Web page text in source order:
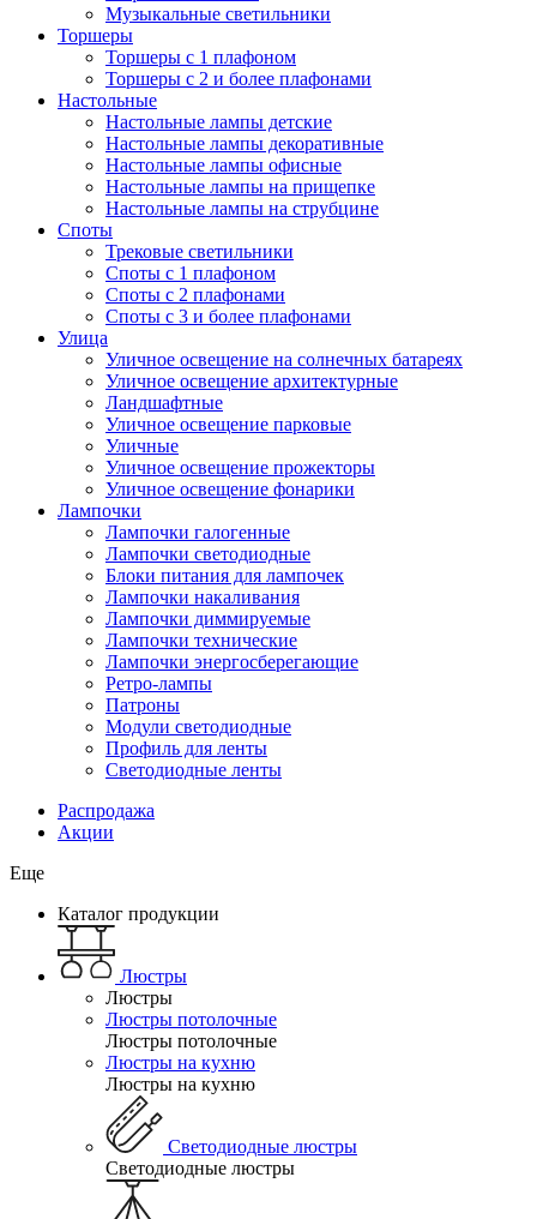
Музыкальные светильники
Торшеры
Торшеры с 1 плафоном
Торшеры с 2 и более плафонами
Настольные
Настольные лампы детские
Настольные лампы декоративные
Настольные лампы офисные
Настольные лампы на прищепке
Настольные лампы на струбцине
Споты
Трековые светильники
Споты с 1 плафоном
Споты с 2 плафонами
Споты с 3 и более плафонами
Улица
Уличное освещение на солнечных батареях
Уличное освещение архитектурные
Ландшафтные
Уличное освещение парковые
Уличные
Уличное освещение прожекторы
Уличное освещение фонарики
Лампочки
Лампочки галогенные
Лампочки светодиодные
Блоки питания для лампочек
Лампочки накаливания
Лампочки диммируемые
Лампочки технические
Лампочки энергосберегающие
Ретро-лампы
Патроны
Модули светодиодные
Профиль для ленты
Светодиодные ленты
Распродажа
Акции
Еще
Каталог продукции
Люстры
Люстры
Люстры потолочные
Люстры потолочные
Люстры на кухню
Люстры на кухню
Светодиодные люстры
Светодиодные люстры